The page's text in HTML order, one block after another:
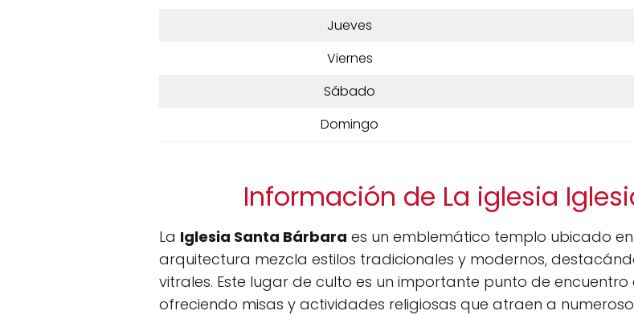
Jueves
Viernes
Sábado
Domingo
Información de La iglesia
La Iglesia Santa Bárbara es un emblemático templo ubicado
arquitectura mezcla estilos tradicionales y modernos,
vitrales. Este lugar de culto es un importante punto de
ofreciendo misas y actividades religiosas que atraen a